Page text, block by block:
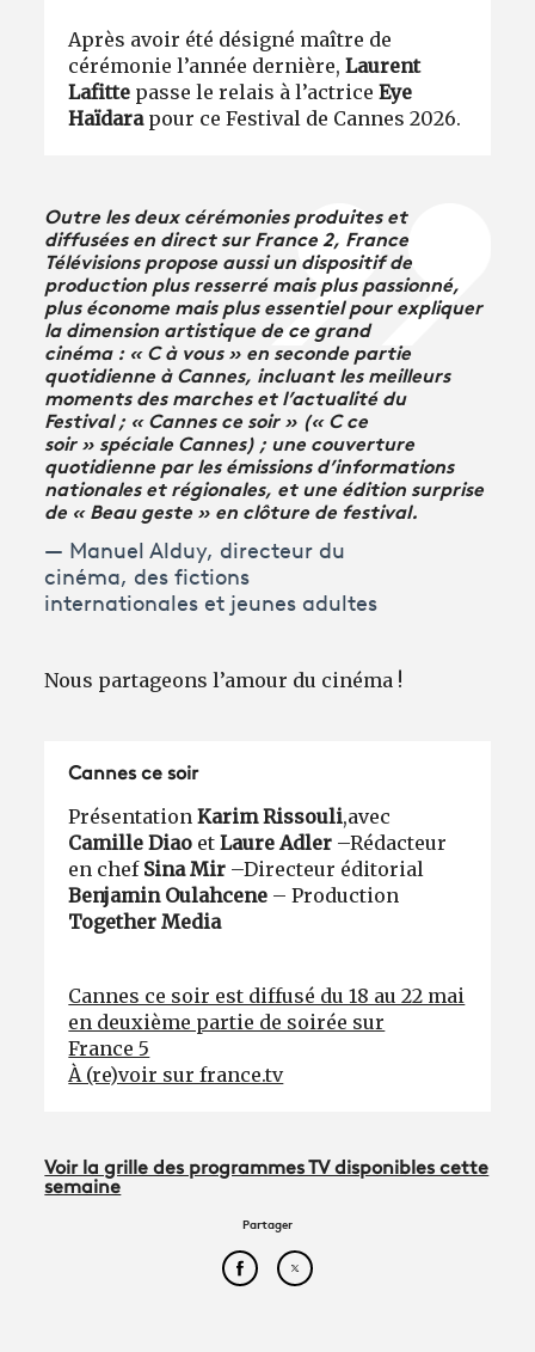
Après avoir été désigné maître de
cérémonie l’année dernière,Laurent
Lafitte passe le relais à l’actriceEye
Haïdara pour ce Festival de Cannes 2026.
Outre les deux cérémonies produites et
diffusées en direct sur France 2, France
Télévisions propose aussi un dispositif de
production plus resserré mais plus passionné,
plus économe mais plus essentiel pour expliquer
la dimension artistique de ce grand
cinéma : «C à vous » en seconde partie
quotidienne à Cannes, incluant les meilleurs
moments des marches et l’actualité du
Festival ; «Cannes ce soir » («C ce
soir » spéciale Cannes) ; une couverture
quotidienne par les émissions d’informations
nationales et régionales, et une édition surprise
de «Beau geste » en clôture de festival.
Manuel Alduy, directeur du
cinéma, des fictions
internationales et jeunes adultes
Nous partageons l’amour du cinéma !
Cannes ce soir
PrésentationKarim Rissouli,avec
Camille Diao et Laure Adler –Rédacteur
en chef Sina Mir –Directeur éditorial
Benjamin Oulahcene – Production
Together Media
Cannes ce soir est diffusé du 18 au 22 mai
en deuxième partie de soirée sur
France 5
À (re)voir sur france.tv
Voir la grille des programmes TV disponibles cette
semaine
Partager
Partager cet article sur
Partager cet article sur